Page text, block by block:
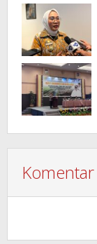
Komentar